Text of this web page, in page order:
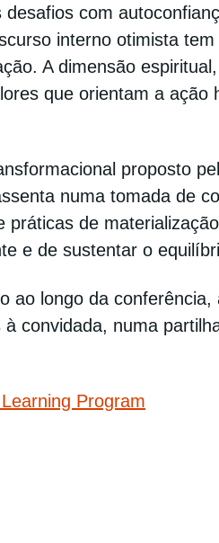
com
interno otimista
A dimensão
que orientam a
proposto
numa tomada de
práticas de
e de sustentar o
ao longo da
convidada, numa
Program